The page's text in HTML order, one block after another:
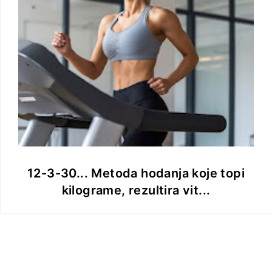
12-3-30... Metoda hodanja koje topi
kilograme, rezultira vit...